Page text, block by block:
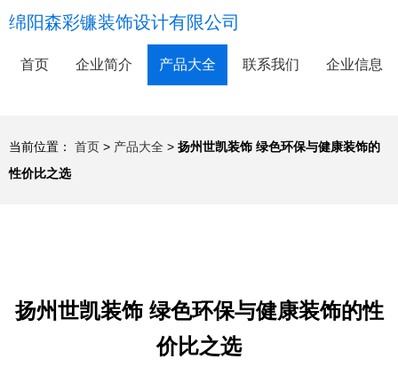
绵阳森彩镰装饰设计有限公司
首页 企业简介 产品大全 联系我们 企业信息
当前位置： 首页 > 产品大全 > 扬州世凯装饰 绿色环保与健康装饰的
性价比之选
扬州世凯装饰 绿色环保与健康装饰的性
价比之选